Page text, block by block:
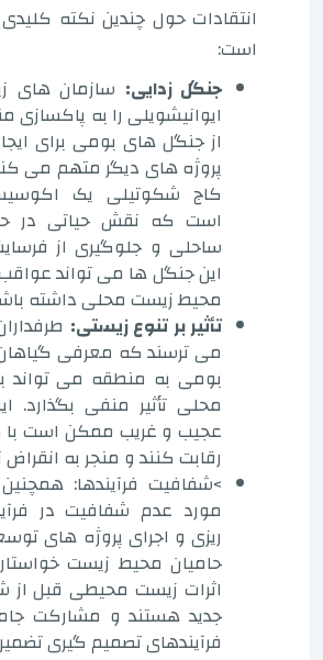
انتقادات حول چندین نکته
است:
جنگل زدایی: سازمان های
ایوانیشویلی را به
از جنگل های بومی برای
پروژه های دیگر متهم می
کاج شکوتیلی یک
است که نقش حیاتی در
ساحلی و جلوگیری از
این جنگل ها می تواند
محیط زیست محلی داشته
تأثیر بر تنوع زیستی:
می ترسند که معرفی
بومی به منطقه می تواند
محلی تأثیر منفی بگذارد.
عجیب و غریب ممکن است با
رقابت کنند و منجر به انقراض
>شفافیت فرآیندها: همچنین
مورد عدم شفافیت در
ریزی و اجرای پروژه های
حامیان محیط زیست خواستار
اثرات زیست محیطی قبل از
جدید هستند و مشارکت
فرآیندهای تصمیم گیری